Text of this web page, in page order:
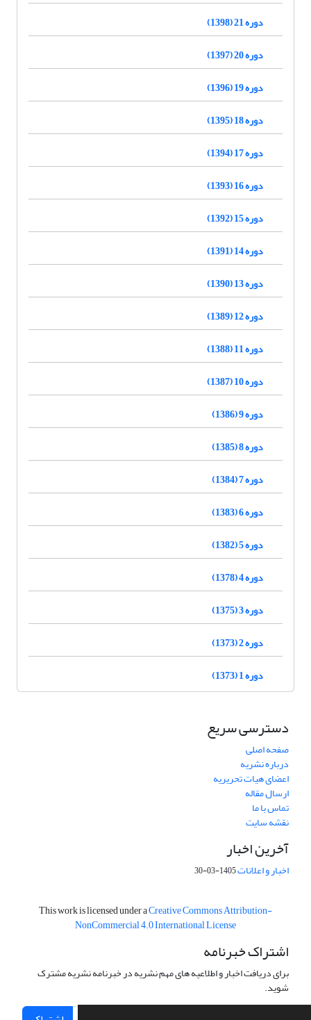
دوره 21 (1398)
دوره 20 (1397)
دوره 19 (1396)
دوره 18 (1395)
دوره 17 (1394)
دوره 16 (1393)
دوره 15 (1392)
دوره 14 (1391)
دوره 13 (1390)
دوره 12 (1389)
دوره 11 (1388)
دوره 10 (1387)
دوره 9 (1386)
دوره 8 (1385)
دوره 7 (1384)
دوره 6 (1383)
دوره 5 (1382)
دوره 4 (1378)
دوره 3 (1375)
دوره 2 (1373)
دوره 1 (1373)
دسترسی سریع
صفحه اصلی
درباره نشریه
اعضای هیات تحریریه
ارسال مقاله
تماس با ما
نقشه سایت
آخرین اخبار
اخبار و اعلانات1405-03-30
This work is licensed under aCreative Commons Attribution-
NonCommercial 4.0 International License
اشتراک خبرنامه
برای دریافت اخبار و اطلاعیه های مهم نشریه در خبرنامه نشریه مشترک
شوید.